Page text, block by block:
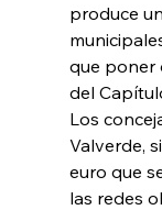
produce
que poner
del
Los
Valverde,
euro que
las redes